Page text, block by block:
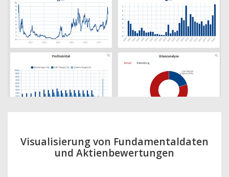
Visualisierung von Fundamentaldaten
und Aktienbewertungen